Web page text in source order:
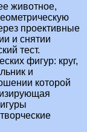
животное,
проективные
и снятии
тест.
фигур: круг,
и
которой